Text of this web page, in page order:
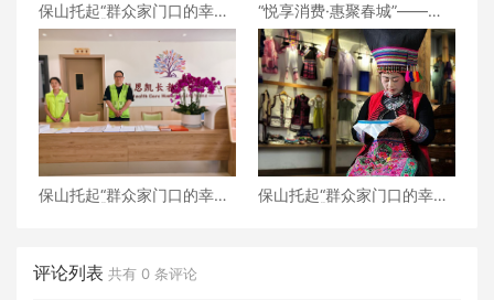
保山托起“群众家门口的幸
福”（6）‖腾冲猴桥镇：家门
口的“火塘会”，激活边疆治
理“神经末梢”
“悦享消费·惠聚春城”——
2026昆明汽车博览会盛大开
幕
保山托起“群众家门口的幸
保山托起“群众家门口的幸
评论列表 共有 0 条评论